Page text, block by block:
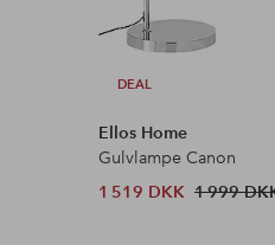
DEAL
Ellos Home
Gulvlampe Canon
1 519 DKK 1 999